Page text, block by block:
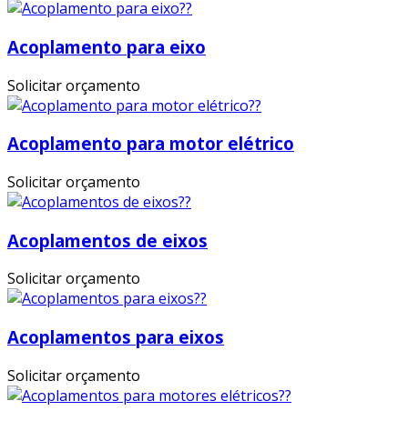
Acoplamento para eixo
Solicitar orçamento
Acoplamento para motor elétrico
Solicitar orçamento
Acoplamentos de eixos
Solicitar orçamento
Acoplamentos para eixos
Solicitar orçamento